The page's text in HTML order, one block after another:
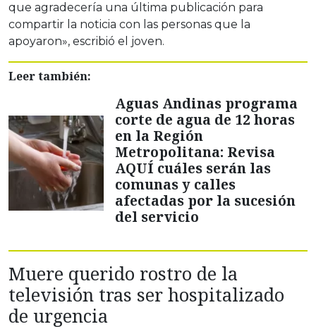
que agradecería una última publicación para
compartir la noticia con las personas que la
apoyaron», escribió el joven.
Leer también:
Aguas Andinas programa
corte de agua de 12 horas
en la Región
Metropolitana: Revisa
AQUÍ cuáles serán las
comunas y calles
afectadas por la sucesión
del servicio
Muere querido rostro de la
televisión tras ser hospitalizado
de urgencia